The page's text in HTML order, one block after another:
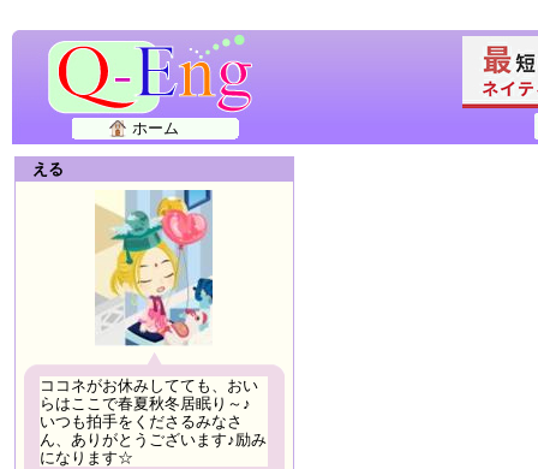
ホーム
える
ココネがお休みしてても、おい
らはここで春夏秋冬居眠り～♪
いつも拍手をくださるみなさ
ん、ありがとうございます♪励み
になります☆